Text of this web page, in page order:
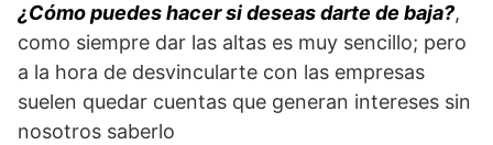
¿Cómo puedes hacer si deseas darte de baja?,
como siempre dar las altas es muy sencillo; pero
a la hora de desvincularte con las empresas
suelen quedar cuentas que generan intereses sin
nosotros saberlo